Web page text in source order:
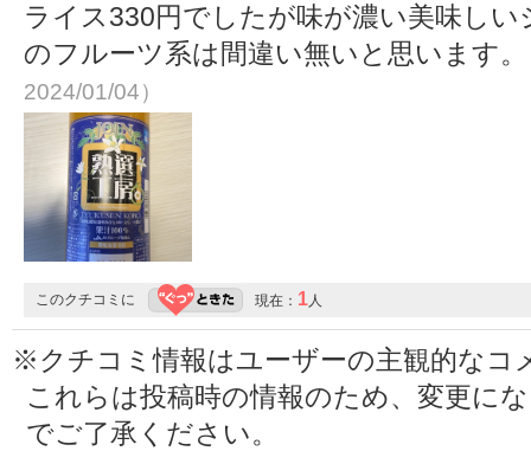
ライス330円でしたが味が濃い美味し
のフルーツ系は間違い無いと思います
2024/01/04）
このクチコミに 現在： 1人
※クチコミ情報はユーザーの主観的なコ
これらは投稿時の情報のため、変更に
でご了承ください。